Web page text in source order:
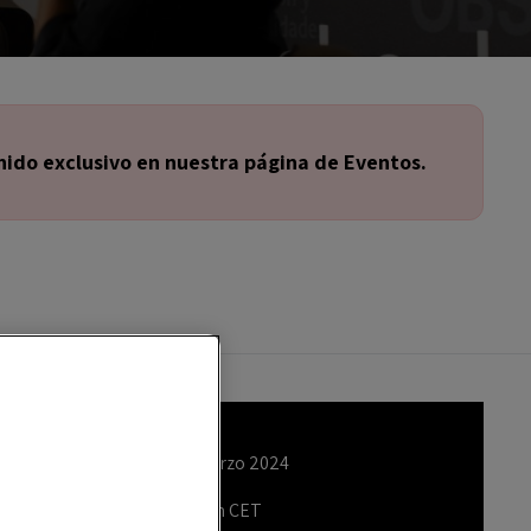
exclusivo en nuestra página de Eventos.
miércoles, 06 marzo 2024
7:00 pm a 8:00 pm CET